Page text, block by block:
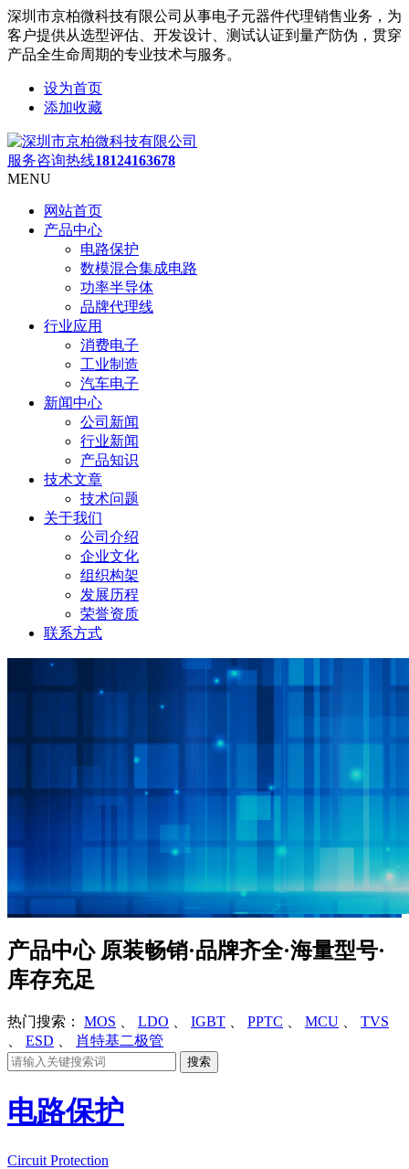
深圳市京柏微科技有限公司从事电子元器件代理销售业务，为
客户提供从选型评估、开发设计、测试认证到量产防伪，贯穿
产品全生命周期的专业技术与服务。
设为首页
添加收藏
服务咨询热线18124163678
MENU
网站首页
产品中心
电路保护
数模混合集成电路
功率半导体
品牌代理线
行业应用
消费电子
工业制造
汽车电子
新闻中心
公司新闻
行业新闻
产品知识
技术文章
技术问题
关于我们
公司介绍
企业文化
组织构架
发展历程
荣誉资质
联系方式
产品中心原装畅销·品牌齐全·海量型号·
库存充足
热门搜索： MOS LDO IGBT PPTC MCU
TVS
ESD 肖特基二极管
电路保护
Circuit Protection